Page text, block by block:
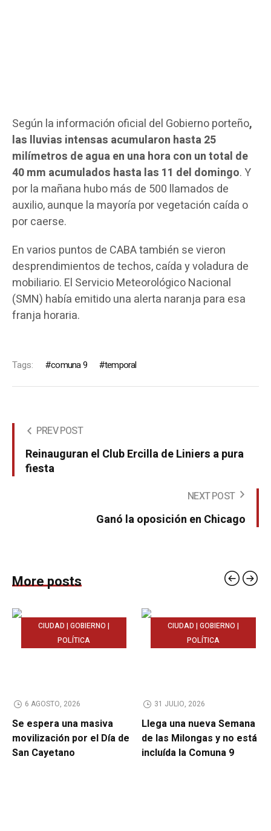
Según la información oficial del Gobierno porteño,
las lluvias intensas acumularon hasta 25
milímetros de agua en una hora con un total de
40 mm acumulados hasta las 11 del domingo. Y
por la mañana hubo más de 500 llamados de
auxilio, aunque la mayoría por vegetación caída o
por caerse.
En varios puntos de CABA también se vieron
desprendimientos de techos, caída y voladura de
mobiliario. El Servicio Meteorológico Nacional
(SMN) había emitido una alerta naranja para esa
franja horaria.
Tags: comuna 9 temporal
PREV POST
Reinauguran el Club Ercilla de Liniers a pura
fiesta
NEXT POST
Ganó la oposición en Chicago
More posts
CIUDAD | GOBIERNO |
POLÍTICA
6 AGOSTO, 2026
Se espera una masiva
movilización por el Día de
San Cayetano
CIUDAD | GOBIERNO |
POLÍTICA
31 JULIO, 2026
Llega una nueva Semana
de las Milongas y no está
incluída la Comuna 9